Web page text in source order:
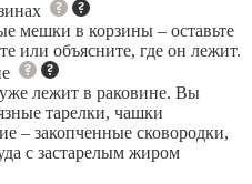
мешки в корзины – оставьте
или объясните, где он лежит.
лежит в раковине. Вы
тарелки, чашки
– закопченные сковородки,
с застарелым жиром